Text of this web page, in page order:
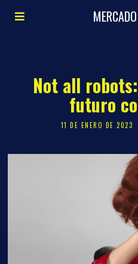
Not all
futuro
11 DE ENERO DE 2023